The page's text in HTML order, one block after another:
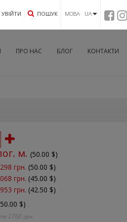
УВIЙТИ ПОШУК МОВА UA
ПРО НАС БЛОГ КОНТАКТИ
м. (50.00 $)
грн. (50.00 $)
грн. (45.00 $)
грн. (42.50 $)
$)
2760 грн.